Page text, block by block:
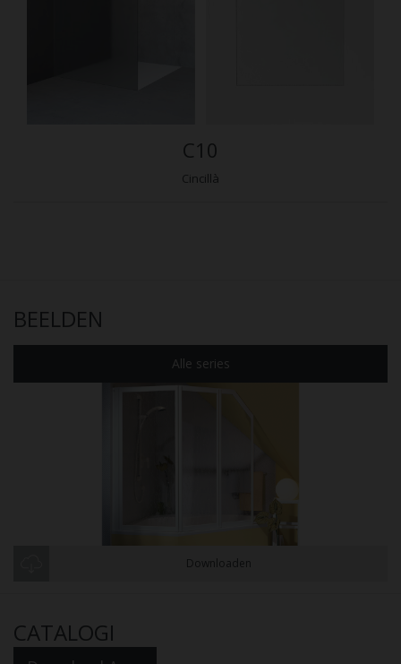
C10
Cincillà
BEELDEN
Alle series
Downloaden
CATALOGI